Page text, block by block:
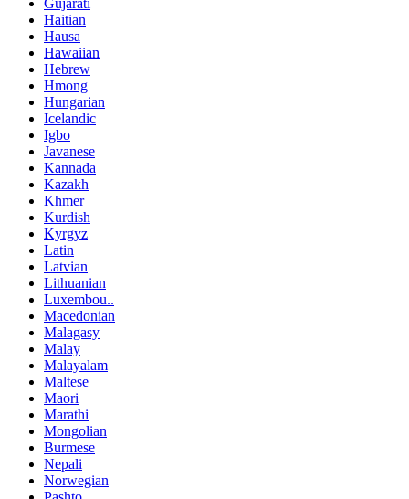
Haitian
Hausa
Hawaiian
Hebrew
Hmong
Hungarian
Icelandic
Igbo
Javanese
Kannada
Kazakh
Khmer
Kurdish
Kyrgyz
Latin
Latvian
Lithuanian
Luxembou..
Macedonian
Malagasy
Malay
Malayalam
Maltese
Maori
Marathi
Mongolian
Burmese
Nepali
Norwegian